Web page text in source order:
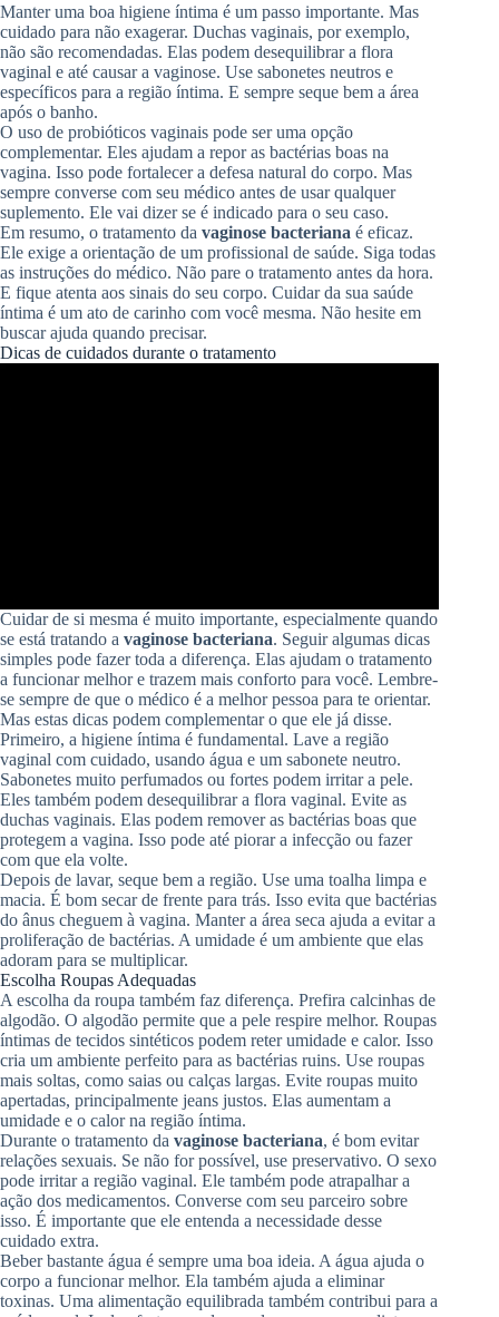
Manter uma boa higiene íntima é um passo importante. Mas
cuidado para não exagerar. Duchas vaginais, por exemplo,
não são recomendadas. Elas podem desequilibrar a flora
vaginal e até causar a vaginose. Use sabonetes neutros e
específicos para a região íntima. E sempre seque bem a área
após o banho.
O uso de probióticos vaginais pode ser uma opção
complementar. Eles ajudam a repor as bactérias boas na
vagina. Isso pode fortalecer a defesa natural do corpo. Mas
sempre converse com seu médico antes de usar qualquer
suplemento. Ele vai dizer se é indicado para o seu caso.
Em resumo, o tratamento da vaginose bacteriana é eficaz.
Ele exige a orientação de um profissional de saúde. Siga todas
as instruções do médico. Não pare o tratamento antes da hora.
E fique atenta aos sinais do seu corpo. Cuidar da sua saúde
íntima é um ato de carinho com você mesma. Não hesite em
buscar ajuda quando precisar.
Dicas de cuidados durante o tratamento
Cuidar de si mesma é muito importante, especialmente quando
se está tratando a vaginose bacteriana. Seguir algumas dicas
simples pode fazer toda a diferença. Elas ajudam o tratamento
a funcionar melhor e trazem mais conforto para você. Lembre-
se sempre de que o médico é a melhor pessoa para te orientar.
Mas estas dicas podem complementar o que ele já disse.
Primeiro, a higiene íntima é fundamental. Lave a região
vaginal com cuidado, usando água e um sabonete neutro.
Sabonetes muito perfumados ou fortes podem irritar a pele.
Eles também podem desequilibrar a flora vaginal. Evite as
duchas vaginais. Elas podem remover as bactérias boas que
protegem a vagina. Isso pode até piorar a infecção ou fazer
com que ela volte.
Depois de lavar, seque bem a região. Use uma toalha limpa e
macia. É bom secar de frente para trás. Isso evita que bactérias
do ânus cheguem à vagina. Manter a área seca ajuda a evitar a
proliferação de bactérias. A umidade é um ambiente que elas
adoram para se multiplicar.
Escolha Roupas Adequadas
A escolha da roupa também faz diferença. Prefira calcinhas de
algodão. O algodão permite que a pele respire melhor. Roupas
íntimas de tecidos sintéticos podem reter umidade e calor. Isso
cria um ambiente perfeito para as bactérias ruins. Use roupas
mais soltas, como saias ou calças largas. Evite roupas muito
apertadas, principalmente jeans justos. Elas aumentam a
umidade e o calor na região íntima.
Durante o tratamento da vaginose bacteriana, é bom evitar
relações sexuais. Se não for possível, use preservativo. O sexo
pode irritar a região vaginal. Ele também pode atrapalhar a
ação dos medicamentos. Converse com seu parceiro sobre
isso. É importante que ele entenda a necessidade desse
cuidado extra.
Beber bastante água é sempre uma boa ideia. A água ajuda o
corpo a funcionar melhor. Ela também ajuda a eliminar
toxinas. Uma alimentação equilibrada também contribui para a